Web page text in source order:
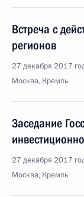
Встреча с
регионов
27 декабря 2017
Москва, Кремль
Заседание
27 декабря 2017
Москва, Кремль